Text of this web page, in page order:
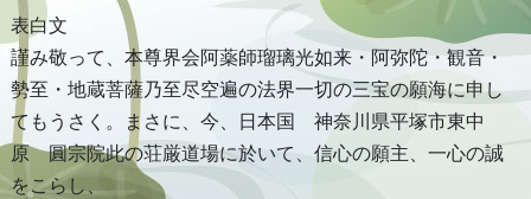
表白文
謹み敬って、本尊界会阿薬師瑠璃光如来・阿弥陀・観音・
勢至・地蔵菩薩乃至尽空遍の法界一切の三宝の願海に申し
てもうさく。まさに、今、日本国 神奈川県平塚市東中
原 圓宗院此の荘厳道場に於いて、信心の願主、一心の誠
をこらし、